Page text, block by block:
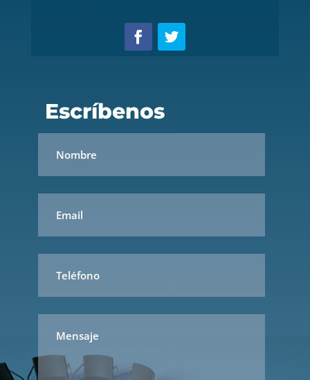
Escríbenos